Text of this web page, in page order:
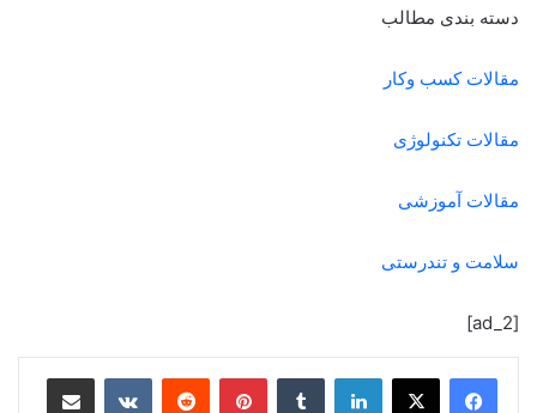
دسته بندی مطالب
مقالات کسب وکار
مقالات تکنولوژی
مقالات آموزشی
سلامت و تندرستی
[ad_2]